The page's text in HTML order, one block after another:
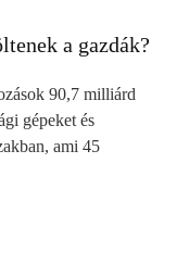
a gazdák?
90,7 milliárd
gépeket és
ami 45